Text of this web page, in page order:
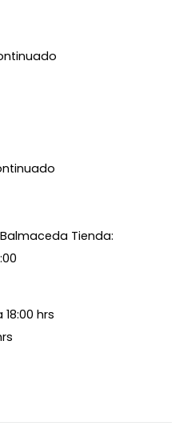
Tienda:
hrs